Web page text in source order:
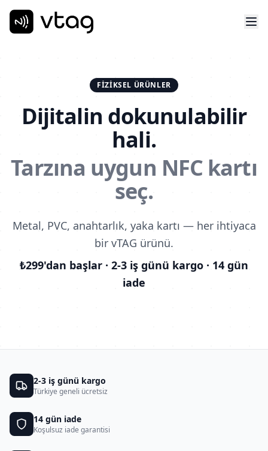
FIZIKSEL ÜRÜNLER
Dijitalin dokunulabilir
hali.
Tarzına uygun NFC kartı
seç.
Metal, PVC, anahtarlık, yaka kartı — her ihtiyaca
bir vTAG ürünü.
₺299'dan başlar · 2-3 iş günü kargo · 14 gün
iade
2-3 iş günü kargo
Türkiye geneli ücretsiz
14 gün iade
Koşulsuz iade garantisi